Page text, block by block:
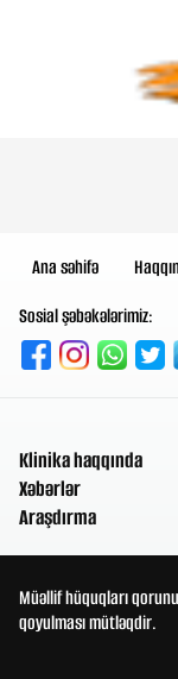
Ana səhifə
Sosial şəbəkələrimiz:
Klinika haqqında
Xəbərlər
Araşdırma
Müəllif hüquqları
qoyulması mütləqdir.